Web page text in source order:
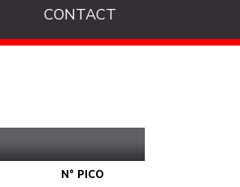
CONTACT
N° PICO